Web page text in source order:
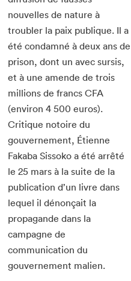
nouvelles de nature à
troubler la paix publique. Il a
été condamné à deux ans de
prison, dont un avec sursis,
et à une amende de trois
millions de francs CFA
(environ 4 500 euros).
Critique notoire du
gouvernement, Étienne
Fakaba Sissoko a été arrêté
le 25 mars à la suite de la
publication d’un livre dans
lequel il dénonçait la
propagande dans la
campagne de
communication du
gouvernement malien.